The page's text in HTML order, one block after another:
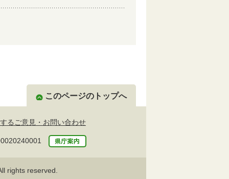
このページのトップへ
るご意見・お問い合わせ
rights reserved.